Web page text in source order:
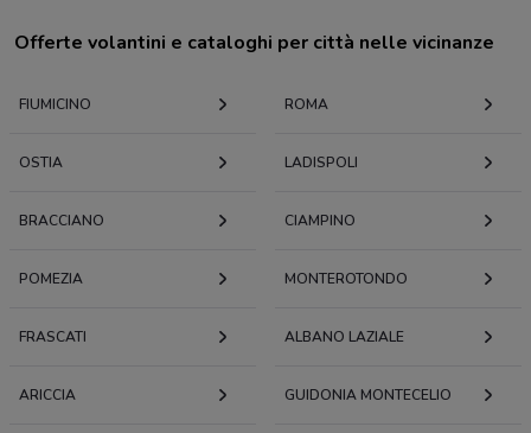
Offerte volantini e cataloghi per città nelle vicinanze
FIUMICINO ROMA
OSTIA LADISPOLI
BRACCIANO CIAMPINO
POMEZIA MONTEROTONDO
FRASCATI ALBANO LAZIALE
ARICCIA GUIDONIA MONTECELIO